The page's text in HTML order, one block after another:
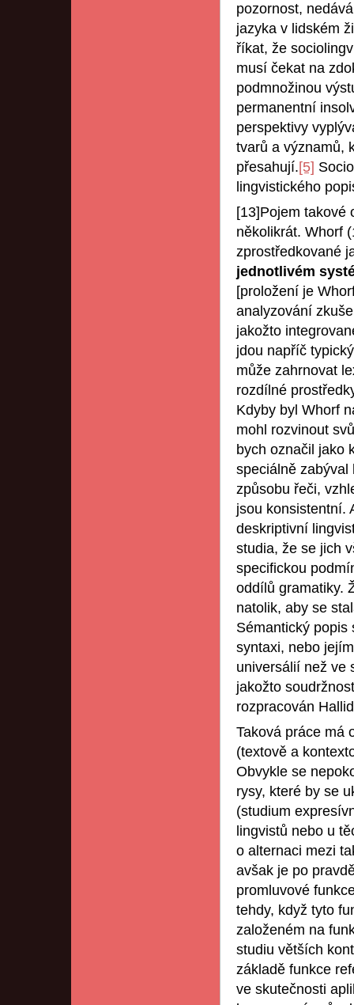
pozornost,
jazyka v lidském
říkat, že
musí čekat na
podmnožinou
permanentní
perspektivy
tvarů a významů,
přesahují.[5]
lingvistického
[13]Pojem takové
několikrát. Whorf
zprostředkované
jednotlivém
[proložení je
analyzování
jakožto
jdou napříč
může zahrnovat
rozdílné
Kdyby byl Whorf
mohl rozvinout
bych označil jako
speciálně zabýval
způsobu řeči,
jsou konsistentní.
deskriptivní
studia, že se jich
specifickou
oddílů gramatiky.
natolik, aby se
Sémantický popis
syntaxi, nebo
universálií než ve
jakožto
rozpracován
Taková práce má
(textově a
Obvykle se
rysy, které by se
(studium
lingvistů nebo u
o alternaci mezi
avšak je po
promluvové
tehdy, když tyto
založeném na
studiu větších
základě funkce
ve skutečnosti